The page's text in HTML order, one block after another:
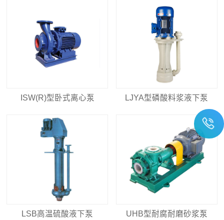
ISW(R)型卧式离心泵 LJYA型磷酸料浆液下泵
LSB高温硫酸液下泵 UHB型耐腐耐磨砂浆泵